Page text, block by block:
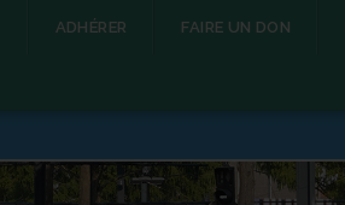
ADHÉRER FAIRE UN DON